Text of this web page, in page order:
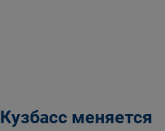
Кузбасс меняется